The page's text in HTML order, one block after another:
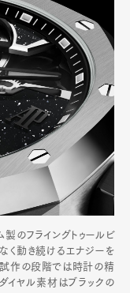
製のフライングトゥールビ
く動き続けるエナジーを
試作の段階では時計の精
イヤル素材はブラックの